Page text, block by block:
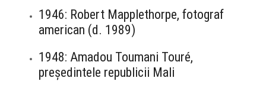
1946: Robert Mapplethorpe, fotograf
american (d. 1989)
1948: Amadou Toumani Touré,
președintele republicii Mali